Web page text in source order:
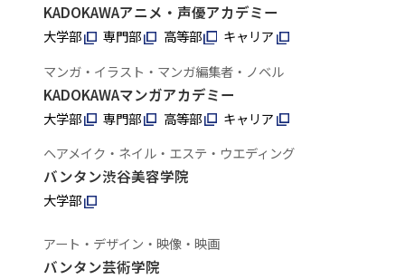
KADOKAWAアニメ・声優アカデミー
大学部 専門部 高等部
キャリア
マンガ・イラスト・マンガ編集者・ノベル
KADOKAWAマンガアカデミー
大学部 専門部 高等部
キャリア
ヘアメイク・ネイル・エステ・ウエディング
バンタン渋谷美容学院
大学部
アート・デザイン・映像・映画
バンタン芸術学院